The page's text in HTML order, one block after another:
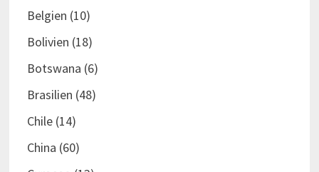
Belgien (10)
Bolivien (18)
Botswana (6)
Brasilien (48)
Chile(14)
China (60)